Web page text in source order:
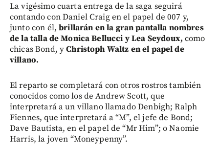
La vigésimo cuarta entrega de la saga seguirá
contando con Daniel Craig en el papel de 007 y,
junto con él, brillarán en la gran pantalla nombres
de la talla de Monica Bellucci y Lea Seydoux, como
chicas Bond, yChristoph Waltz en el papel de
villano.
El reparto se completará con otros rostros también
conocidos como los de Andrew Scott, que
interpretará a un villano llamado Denbigh; Ralph
Fiennes, que interpretará a “M”, el jefe de Bond;
Dave Bautista, en el papel de “Mr Him”; o Naomie
Harris, la joven “Moneypenny”.